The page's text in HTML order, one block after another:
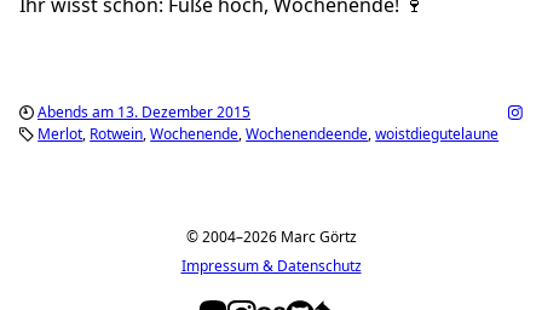
Abends am 13. Dezember 2015
Merlot Rotwein Wochenende Wochenendeende woistdiegutelaune
© 2004–2026 Marc Görtz
Impressum & Datenschutz